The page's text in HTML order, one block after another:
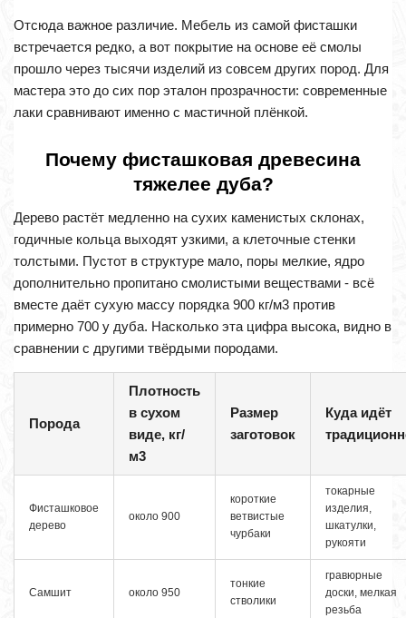
Отсюда важное различие. Мебель из самой фисташки
встречается редко, а вот покрытие на основе её смолы
прошло через тысячи изделий из совсем других пород. Для
мастера это до сих пор эталон прозрачности: современные
лаки сравнивают именно с мастичной плёнкой.
Почему фисташковая древесина
тяжелее дуба?
Дерево растёт медленно на сухих каменистых склонах,
годичные кольца выходят узкими, а клеточные стенки
толстыми. Пустот в структуре мало, поры мелкие, ядро
дополнительно пропитано смолистыми веществами - всё
вместе даёт сухую массу порядка 900 кг/м3 против
примерно 700 у дуба. Насколько эта цифра высока, видно в
сравнении с другими твёрдыми породами.
Порода
Плотность
в сухом
виде, кг/
м3
Размер
заготовок
Куда идёт
Фисташковое
дерево
около 900
короткие
ветвистые
чурбаки
токарные
изделия,
шкатулки,
рукояти
Самшит около 950
тонкие
стволики
гравюрные
доски, мелкая
резьба